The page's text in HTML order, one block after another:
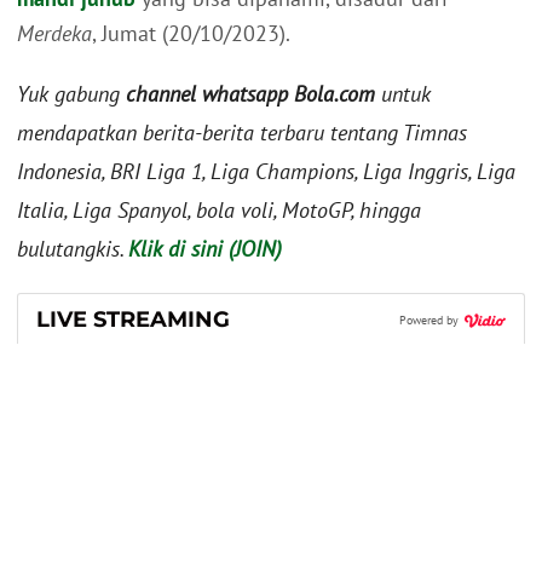
Merdeka, Jumat (20/10/2023).
Yuk gabung channel whatsapp Bola.com untuk
mendapatkan berita-berita terbaru tentang Timnas
Indonesia, BRI Liga 1, Liga Champions, Liga Inggris, Liga
Italia, Liga Spanyol, bola voli, MotoGP, hingga
bulutangkis.Klik di sini (JOIN)
LIVE STREAMING Powered by